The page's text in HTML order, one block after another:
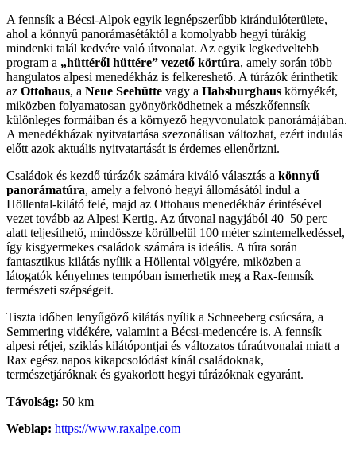
A fennsík a Bécsi-Alpok egyik legnépszerűbb kirándulóterülete,
ahol a könnyű panorámasétáktól a komolyabb hegyi túrákig
mindenki talál kedvére való útvonalat. Az egyik legkedveltebb
program a „hüttéről hüttére” vezető körtúra, amely során több
hangulatos alpesi menedékház is felkereshető. A túrázók érinthetik
az Ottohaus, a Neue Seehütte vagy a Habsburghaus környékét,
miközben folyamatosan gyönyörködhetnek a mészkőfennsík
különleges formáiban és a környező hegyvonulatok panorámájában.
A menedékházak nyitvatartása szezonálisan változhat, ezért indulás
előtt azok aktuális nyitvatartását is érdemes ellenőrizni.
Családok és kezdő túrázók számára kiváló választás a könnyű
panorámatúra, amely a felvonó hegyi állomásától indul a
Höllental-kilátó felé, majd az Ottohaus menedékház érintésével
vezet tovább az Alpesi Kertig. Az útvonal nagyjából 40–50 perc
alatt teljesíthető, mindössze körülbelül 100 méter szintemelkedéssel,
így kisgyermekes családok számára is ideális. A túra során
fantasztikus kilátás nyílik a Höllental völgyére, miközben a
látogatók kényelmes tempóban ismerhetik meg a Rax-fennsík
természeti szépségeit.
Tiszta időben lenyűgöző kilátás nyílik a Schneeberg csúcsára, a
Semmering vidékére, valamint a Bécsi-medencére is. A fennsík
alpesi rétjei, sziklás kilátópontjai és változatos túraútvonalai miatt a
Rax egész napos kikapcsolódást kínál családoknak,
természetjáróknak és gyakorlott hegyi túrázóknak egyaránt.
Távolság: 50 km
Weblap: https://www.raxalpe.com